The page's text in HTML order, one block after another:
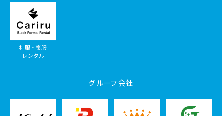
礼服・喪服
レンタル
グループ会社